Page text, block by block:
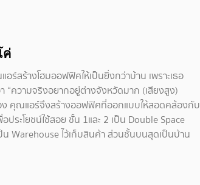
ค่
อร์สร้างโฮมออฟฟิศให้เป็นยิ่งกว่าบ้าน เพราะเธอ
“ความจริงอยากอยู่ต่างจังหวัดมาก (เสียงสูง)
อง คุณแอร์จึงสร้างออฟฟิศที่ออกแบบให้สอดคล้องกับ
ะโยชน์ใช้สอย ชั้น 1และ 2 เป็น Double Space
Warehouse ไว้เก็บสินค้า ส่วนชั้นบนสุดเป็นบ้าน